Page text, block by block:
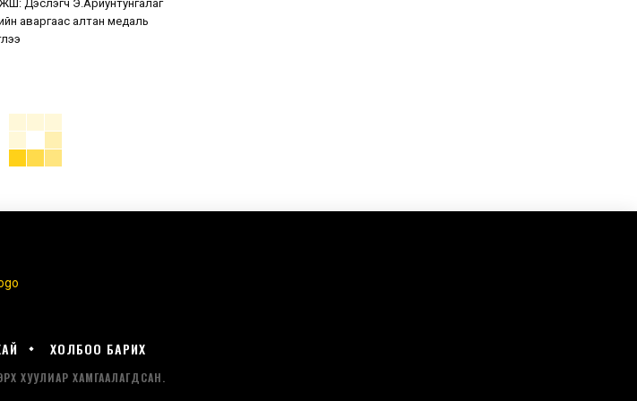
Дэслэгч Э.Ариунтунгалаг
аваргаас алтан медаль
ХОЛБОО БАРИХ
ХУУЛИАР ХАМГААЛАГДСАН.